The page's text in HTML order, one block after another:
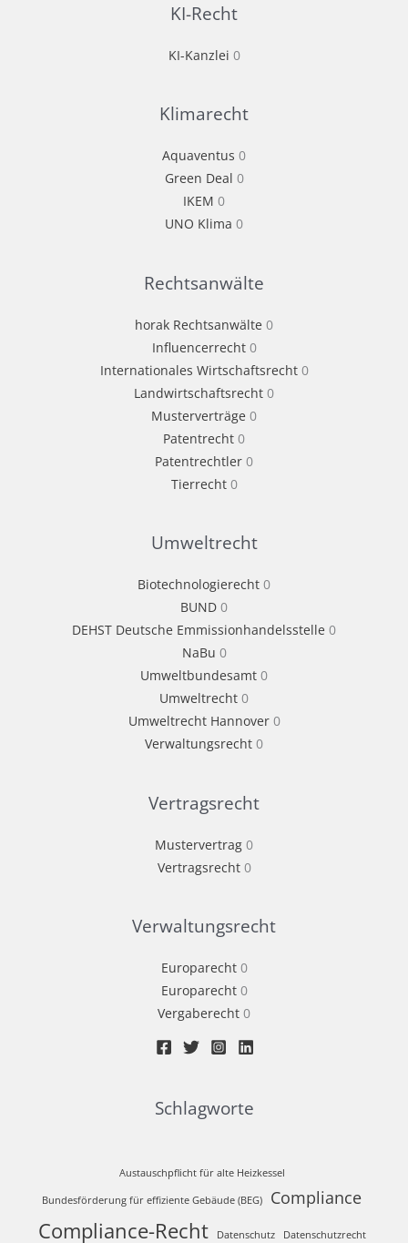
KI-Recht
KI-Kanzlei 0
Klimarecht
Aquaventus 0
Green Deal 0
IKEM 0
UNO Klima 0
Rechtsanwälte
horak Rechtsanwälte 0
Influencerrecht0
Internationales Wirtschaftsrecht0
Landwirtschaftsrecht 0
Musterverträge 0
Patentrecht 0
Patentrechtler 0
Tierrecht0
Umweltrecht
Biotechnologierecht 0
BUND 0
DEHST Deutsche Emmissionhandelsstelle 0
NaBu 0
Umweltbundesamt 0
Umweltrecht 0
Umweltrecht Hannover0
Verwaltungsrecht 0
Vertragsrecht
Mustervertrag 0
Vertragsrecht0
Verwaltungsrecht
Europarecht0
Europarecht0
Vergaberecht 0
Schlagworte
Austauschpflicht für alte Heizkessel
Bundesförderung für effiziente Gebäude (BEG) Compliance
Compliance-Recht Datenschutz Datenschutzrecht